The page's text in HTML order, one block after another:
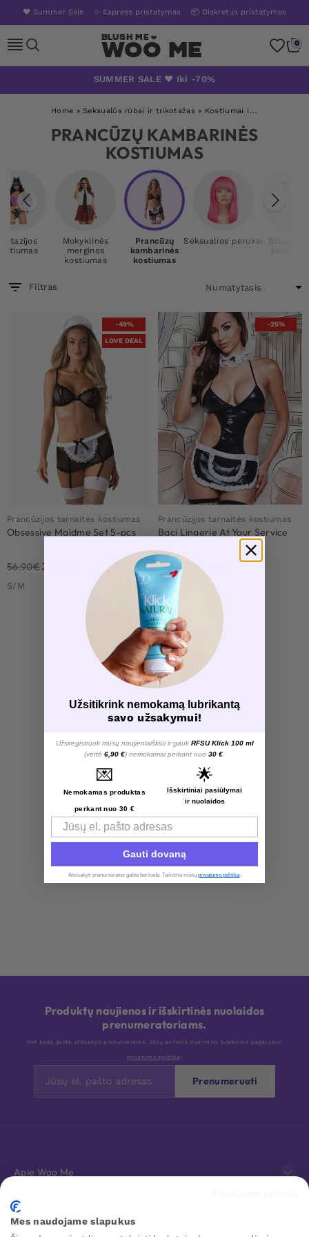
❤️ Summer Sale ✨ Express pristatymas 📦 Diskretus pristatymas
Woo Me 0
SUMMER SALE ❤️ Iki -70%
Home »Seksualūs rūbai ir trikotažas » Kostiumai ir vaidmenų žaidimas
PRANCŪZŲ KAMBARINĖS
KOSTIUMAS
Mokyklinės
merginos
kostiumas
Prancūzų
kambarinės
kostiumas
Seksualios perukai
Filtras
-49%
LOVE DEAL
Prancūzijos tarnaitės kostiumas
Obsessive Maidme Set 5-pcs
56.90€28.90
S/M
-25%
Prancūzijos tarnaitės kostiumas
Baci Lingerie At Your Service
French Maid Costume
39.90
29.90
Onesize
Load More Products
1
Rodomi visi rezultatai: 2
Produktų naujienos ir išskirtinės nuolaidos
prenumeratoriams.
Bet kada galite atsisakyti prenumeratos. Jūsų asmens duomenis tvarkome pagal savo
privatumo politiką
Prenumeruoti
Apie Woo Me
Klientų aptarnavimas
Mes naudojame slapukus
Užsitikrink nemokamą lubrikantą
savo užsakymui!
Užsiregistruok mūsų naujienlaiškiui ir gauk RFSU Klick 100 ml
(vertė 6,90 €) nemokamai perkant nuo 30 €
💌
Nemokamas produktas
perkant nuo 30 €
🌟
Išskirtiniai pasiūlymai
ir nuolaidos
Email
Gauti dovaną
Atsisakyti prenumeratos galite bet kada. Taikoma mūsų privatumo politika